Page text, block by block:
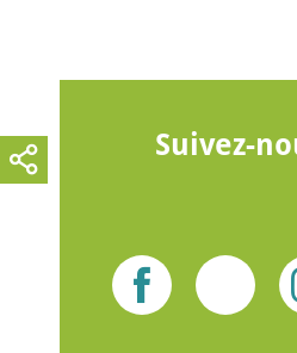
Suivez-